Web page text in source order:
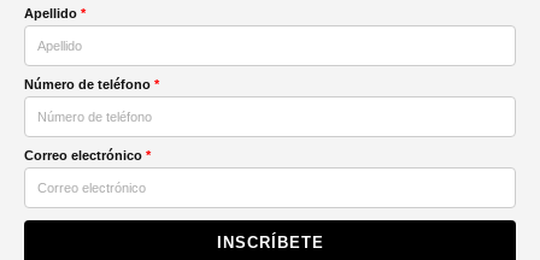
Apellido *
Número de teléfono *
Correo electrónico *
INSCRÍBETE